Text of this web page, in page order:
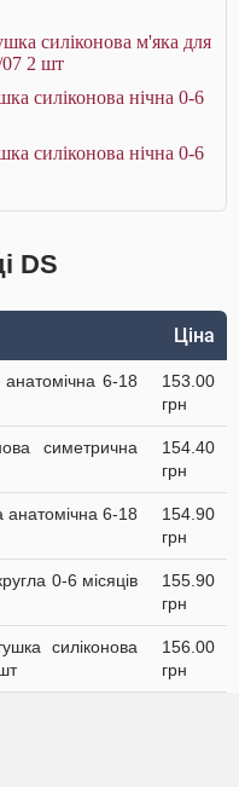
силіконова м'яка для
07 2 шт
силіконова нічна 0-6
силіконова нічна 0-6
DS
Ціна
6-18
153.00
грн
симетрична
154.40
грн
анатомічна 6-18
154.90
грн
0-6 місяців
155.90
грн
силіконова
156.00
грн